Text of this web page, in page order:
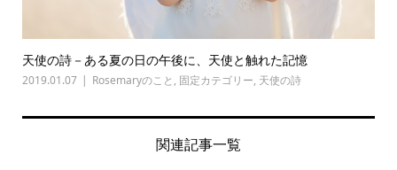
天使の詩－ある夏の日の午後に、天使と触れた記憶
2019.01.07 Rosemaryのこと, 固定カテゴリー, 天使の詩
関連記事一覧